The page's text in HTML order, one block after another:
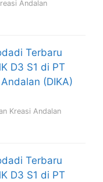
Andalan
Terbaru
D3 S1 di PT
(DIKA)
Kreasi Andalan
Terbaru
D3 S1 di PT